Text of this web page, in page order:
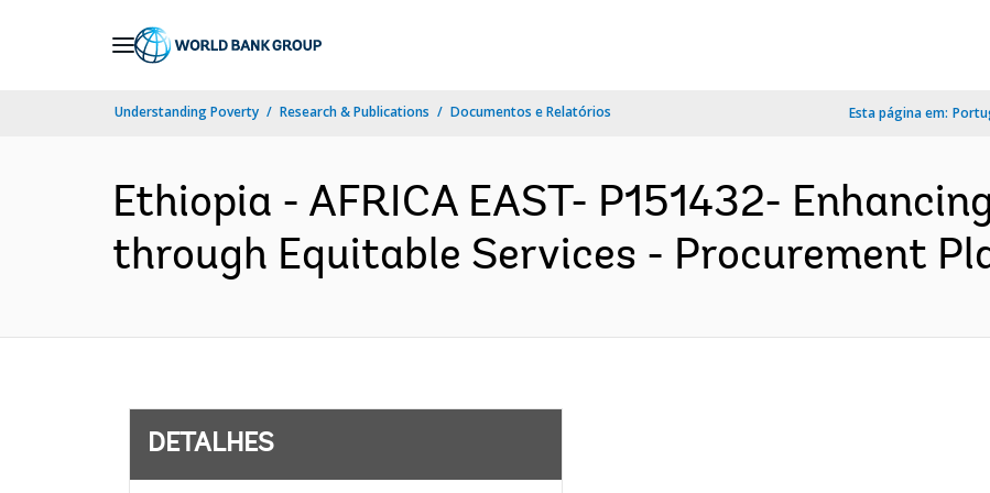
Understanding Poverty Research & Publications Documentos e Relatórios Esta página em:
Ethiopia - AFRICA EAST- P151432-
through Equitable Services - Procurement
DETALHES